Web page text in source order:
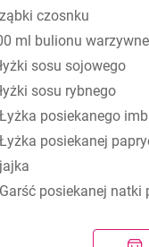
ząbki czosnku
ml bulionu
łyżki sosu sojowego
łyżki sosu rybnego
Łyżka posiekanego
Łyżka posiekanej
jajka
Garść posiekanej natki